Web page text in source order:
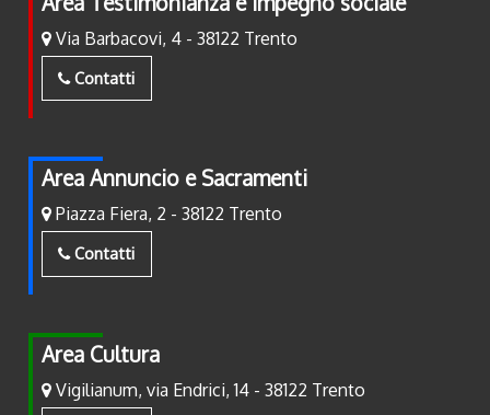
Via Barbacovi, 4 - 38122 Trento
Contatti
Area Annuncio e Sacramenti
Piazza Fiera, 2 - 38122 Trento
Contatti
Area Cultura
Vigilianum, via Endrici, 14 - 38122 Trento